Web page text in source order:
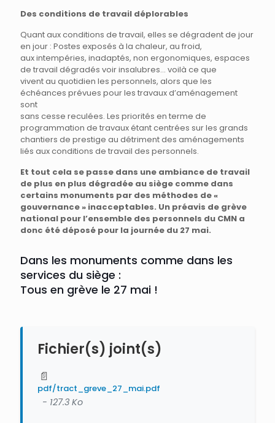
Des conditions de travail déplorables
Quant aux conditions de travail, elles se dégradent de jour
en jour : Postes exposés à la chaleur, au froid,
aux intempéries, inadaptés, non ergonomiques, espaces
de travail dégradés voir insalubres… voilà ce que
vivent au quotidien les personnels, alors que les
échéances prévues pour les travaux d’aménagement
sont
sans cesse reculées. Les priorités en terme de
programmation de travaux étant centrées sur les grands
chantiers de prestige au détriment des aménagements
liés aux conditions de travail des personnels.
Et tout cela se passe dans une ambiance de travail
de plus en plus dégradée au siège comme dans
certains monuments par des méthodes de «
gouvernance » inacceptables. Un préavis de grève
national pour l’ensemble des personnels du CMN a
donc été déposé pour la journée du 27 mai.
Dans les monuments comme dans les
services du siège :
Tous en grève le 27 mai !
Fichier(s) joint(s)
📄
pdf/tract_greve_27_mai.pdf
- 127.3 Ko